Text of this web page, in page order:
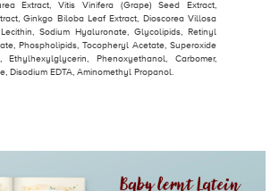
Extract, Vitis Vinifera (Grape) Seed Extract,
Ginkgo Biloba Leaf Extract, Dioscorea Villosa
Sodium Hyaluronate, Glycolipids, Retinyl
Phospholipids, Tocopheryl Acetate, Superoxide
Ethylhexylglycerin, Phenoxyethanol, Carbomer,
Disodium EDTA, Aminomethyl Propanol.